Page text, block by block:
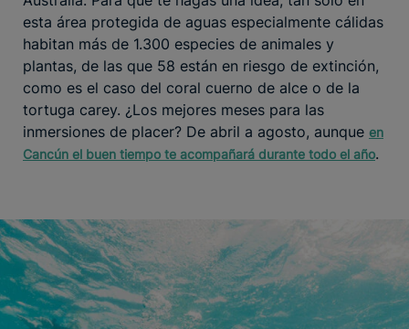
esta área protegida de aguas especialmente cálidas
habitan más de 1.300 especies de animales y
plantas, de las que 58 están en riesgo de extinción,
como es el caso del coral cuerno de alce o de la
tortuga carey. ¿Los mejores meses para las
inmersiones de placer? De abril a agosto, aunque en
Cancún el buen tiempo te acompañará durante todo el año.